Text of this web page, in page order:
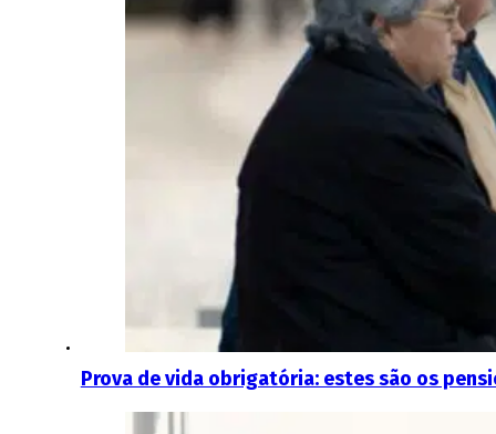
Prova de vida obrigatória: estes são os